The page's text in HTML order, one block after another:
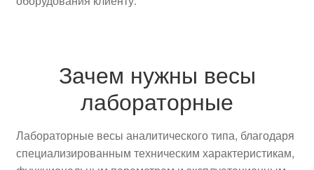
Зачем нужны весы
лабораторные
Лабораторные весы аналитического типа, благодаря
специализированным техническим характеристикам,